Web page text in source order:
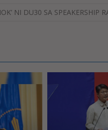
NI DU30 SA SPEAKERSHIP